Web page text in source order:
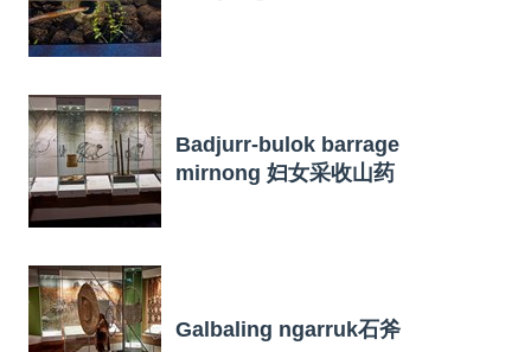
Badjurr-bulok barrage
mirnong 妇女采收山药
Galbaling ngarruk石斧